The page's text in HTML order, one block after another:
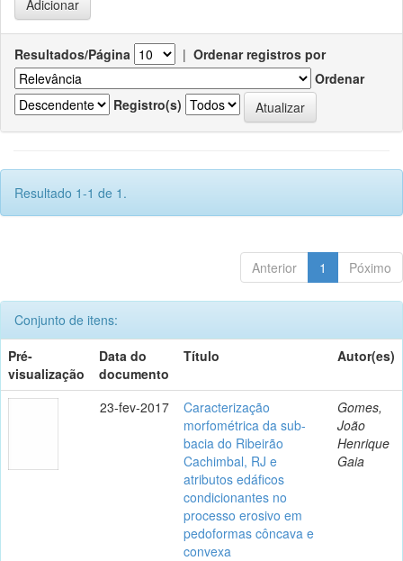
Resultados/Página | Ordenar registros por
Ordenar
Registro(s)
Resultado 1-1 de 1.
Anterior 1 Póximo
Conjunto de itens:
Pré-
visualização
Data do
documento
Título Autor(es)
23-fev-2017
Caracterização
morfométrica da sub-
bacia do Ribeirão
Cachimbal, RJ e
atributos edáficos
condicionantes no
processo erosivo em
pedoformas côncava e
convexa
Gomes,
João
Henrique
Gaia